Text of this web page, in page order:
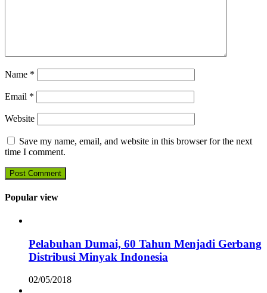
Name *
Email *
Website
Save my name, email, and website in this browser for the next
time I comment.
Popular view
Pelabuhan Dumai, 60 Tahun Menjadi Gerbang
Distribusi Minyak Indonesia
02/05/2018